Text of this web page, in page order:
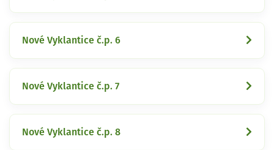
Nové Vyklantice č.p. 6
Nové Vyklantice č.p. 7
Nové Vyklantice č.p. 8